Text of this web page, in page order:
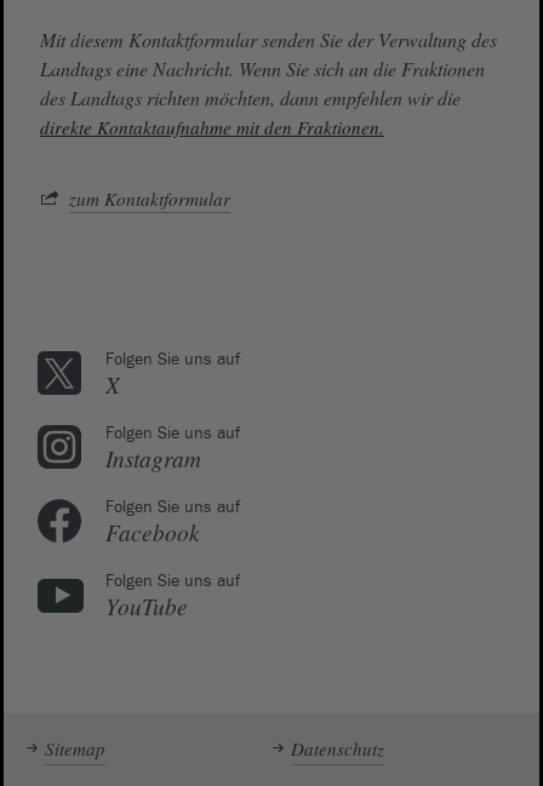
Mit diesem Kontaktformular senden Sie der Verwaltung des
Landtags eine Nachricht. Wenn Sie sich an die Fraktionen
des Landtags richten möchten, dann empfehlen wir die
direkte Kontaktaufnahme mit den Fraktionen.
zum Kontaktformular
Folgen Sie uns auf
X
Folgen Sie uns auf
Instagram
Folgen Sie uns auf
Facebook
Folgen Sie uns auf
YouTube
Sitemap Datenschutz